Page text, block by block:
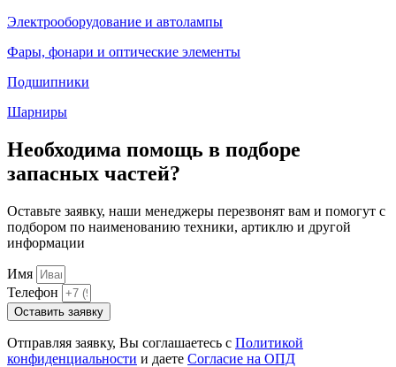
Электрооборудование и автолампы
Фары, фонари и оптические элементы
Подшипники
Шарниры
Необходима помощь в подборе
запасных частей?
Оставьте заявку, наши менеджеры перезвонят вам и помогут с
подбором по наименованию техники, артиклю и другой
информации
Имя
Телефон
Оставить заявку
Отправляя заявку, Вы соглашаетесь с Политикой
конфиденциальности и даете Согласие на ОПД